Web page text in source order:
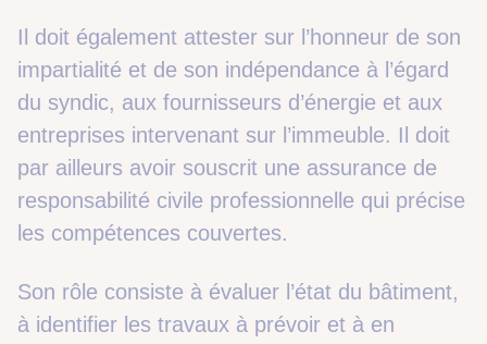
Il doit également attester sur l’honneur de son
impartialité et de son indépendance à l’égard
du syndic, aux fournisseurs d’énergie et aux
entreprises intervenant sur l’immeuble. Il doit
par ailleurs avoir souscrit une assurance de
responsabilité civile professionnelle qui précise
les compétences couvertes.
Son rôle consiste à évaluer l’état du bâtiment,
à identifier les travaux à prévoir et à en